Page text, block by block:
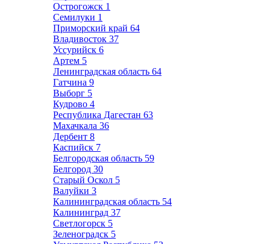
Острогожск 1
Семилуки 1
Приморский край 64
Владивосток 37
Уссурийск 6
Артем 5
Ленинградская область 64
Гатчина 9
Выборг 5
Кудрово 4
Республика Дагестан 63
Махачкала 36
Дербент 8
Каспийск 7
Белгородская область 59
Белгород 30
Старый Оскол 5
Валуйки 3
Калининградская область 54
Калининград 37
Светлогорск 5
Зеленоградск 5